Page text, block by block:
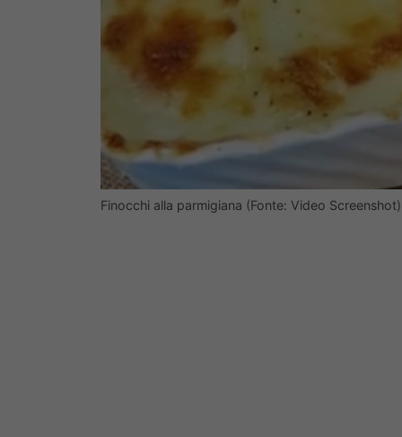
Finocchi alla parmigiana (Fonte: Video Screenshot)